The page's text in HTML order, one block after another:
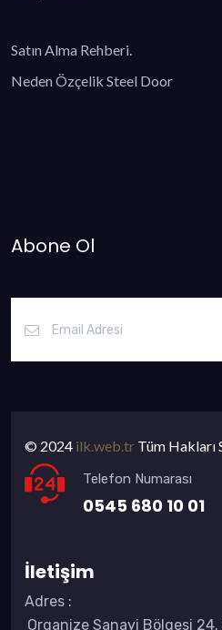
Satın Alma Rehberi.
Neden Özçelik Steel Door
Abone Ol
© 2024 ilk.web.tr Tüm Hakları
Telefon Numarası
0545 680 10 01
İletişim
Adres :
Organize Sanayi Bölgesi